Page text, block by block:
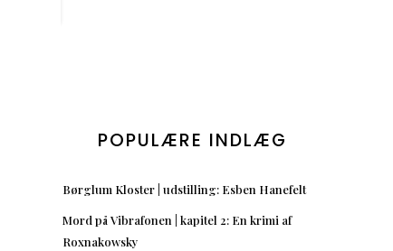
POPULÆRE INDLÆG
Børglum Kloster | udstilling: Esben Hanefelt
Mord på Vibrafonen | kapitel 2: En krimi af
Roxnakowsky